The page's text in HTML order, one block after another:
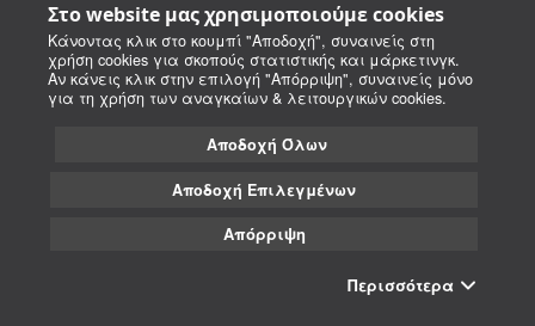
Στο website μας χρησιμοποιούμε cookies
Κάνοντας κλικ στο κουμπί "Αποδοχή", συναινείς στη
χρήση cookies για σκοπούς στατιστικής και μάρκετινγκ.
Αν κάνεις κλικ στην επιλογή "Απόρριψη", συναινείς μόνο
για τη χρήση των αναγκαίων & λειτουργικών cookies.
Αποδοχή Όλων
Αποδοχή Επιλεγμένων
Απόρριψη
Περισσότερα